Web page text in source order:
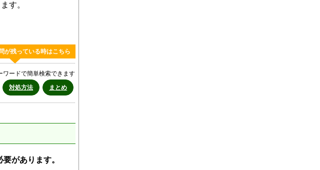
す。
が残っている時はこちら
ワードで簡単検索できます
対処方法 まとめ
があります。